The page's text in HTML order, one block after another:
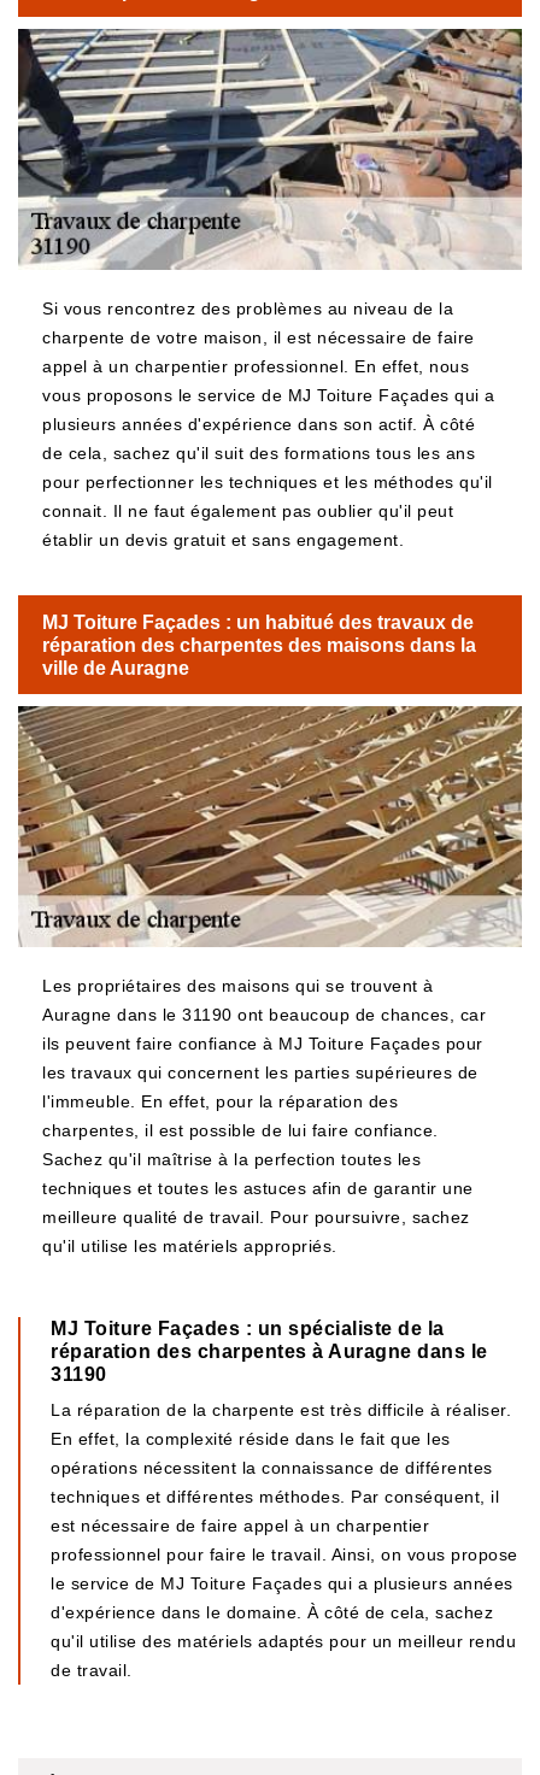
Si vous rencontrez des problèmes au niveau de la
charpente de votre maison, il est nécessaire de faire
appel à un charpentier professionnel. En effet, nous
vous proposons le service de MJ Toiture Façades qui a
plusieurs années d'expérience dans son actif. À côté
de cela, sachez qu'il suit des formations tous les ans
pour perfectionner les techniques et les méthodes qu'il
connait. Il ne faut également pas oublier qu'il peut
établir un devis gratuit et sans engagement.
MJ Toiture Façades : un habitué des travaux de
réparation des charpentes des maisons dans la
ville de Auragne
Les propriétaires des maisons qui se trouvent à
Auragne dans le 31190 ont beaucoup de chances, car
ils peuvent faire confiance à MJ Toiture Façades pour
les travaux qui concernent les parties supérieures de
l'immeuble. En effet, pour la réparation des
charpentes, il est possible de lui faire confiance.
Sachez qu'il maîtrise à la perfection toutes les
techniques et toutes les astuces afin de garantir une
meilleure qualité de travail. Pour poursuivre, sachez
qu'il utilise les matériels appropriés.
MJ Toiture Façades : un spécialiste de la
réparation des charpentes à Auragne dans le
31190
La réparation de la charpente est très difficile à réaliser.
En effet, la complexité réside dans le fait que les
opérations nécessitent la connaissance de différentes
techniques et différentes méthodes. Par conséquent, il
est nécessaire de faire appel à un charpentier
professionnel pour faire le travail. Ainsi, on vous propose
le service de MJ Toiture Façades qui a plusieurs années
d'expérience dans le domaine. À côté de cela, sachez
qu'il utilise des matériels adaptés pour un meilleur rendu
de travail.